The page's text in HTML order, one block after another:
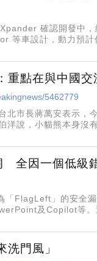
確認開發中
等車設計，動力預計
重點在與中國交
5462779
北市長蔣萬安表示，
說，小貓熊本身沒
全因一個低級
「FlagLeft」的安全
及Copilot等。
門風」